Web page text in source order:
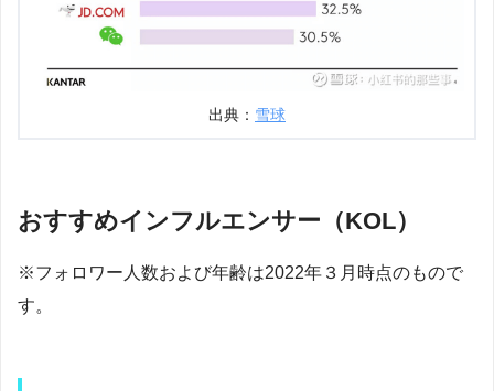
出典： 雪球
おすすめインフルエンサー（KOL）
※フォロワー人数および年齢は2022年３月時点のもので
す。